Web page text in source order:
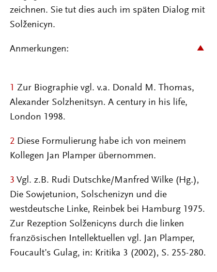
zeichnen. Sie tut dies auch im späten Dialog mit
Solženicyn.
Anmerkungen:
1 Zur Biographie vgl. v.a. Donald M. Thomas,
Alexander Solzhenitsyn. A century in his life,
London 1998.
2 Diese Formulierung habe ich von meinem
Kollegen Jan Plamper übernommen.
3 Vgl. z.B. Rudi Dutschke/Manfred Wilke (Hg.),
Die Sowjetunion, Solschenizyn und die
westdeutsche Linke, Reinbek bei Hamburg 1975.
Zur Rezeption Solženicyns durch die linken
französischen Intellektuellen vgl. Jan Plamper,
Foucault’s Gulag, in: Kritika 3 (2002), S. 255-280.